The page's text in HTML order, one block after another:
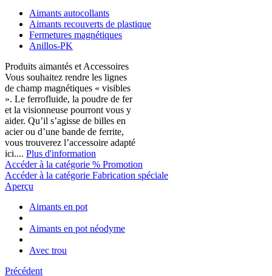
Aimants autocollants
Aimants recouverts de plastique
Fermetures magnétiques
Anillos-PK
Produits aimantés et Accessoires
Vous souhaitez rendre les lignes
de champ magnétiques « visibles
». Le ferrofluide, la poudre de fer
et la visionneuse pourront vous y
aider. Qu’il s’agisse de billes en
acier ou d’une bande de ferrite,
vous trouverez l’accessoire adapté
ici.... Plus d'information
Accéder à la catégorie % Promotion
Accéder à la catégorie Fabrication spéciale
Aperçu
Aimants en pot
Aimants en pot néodyme
Avec trou
Précédent